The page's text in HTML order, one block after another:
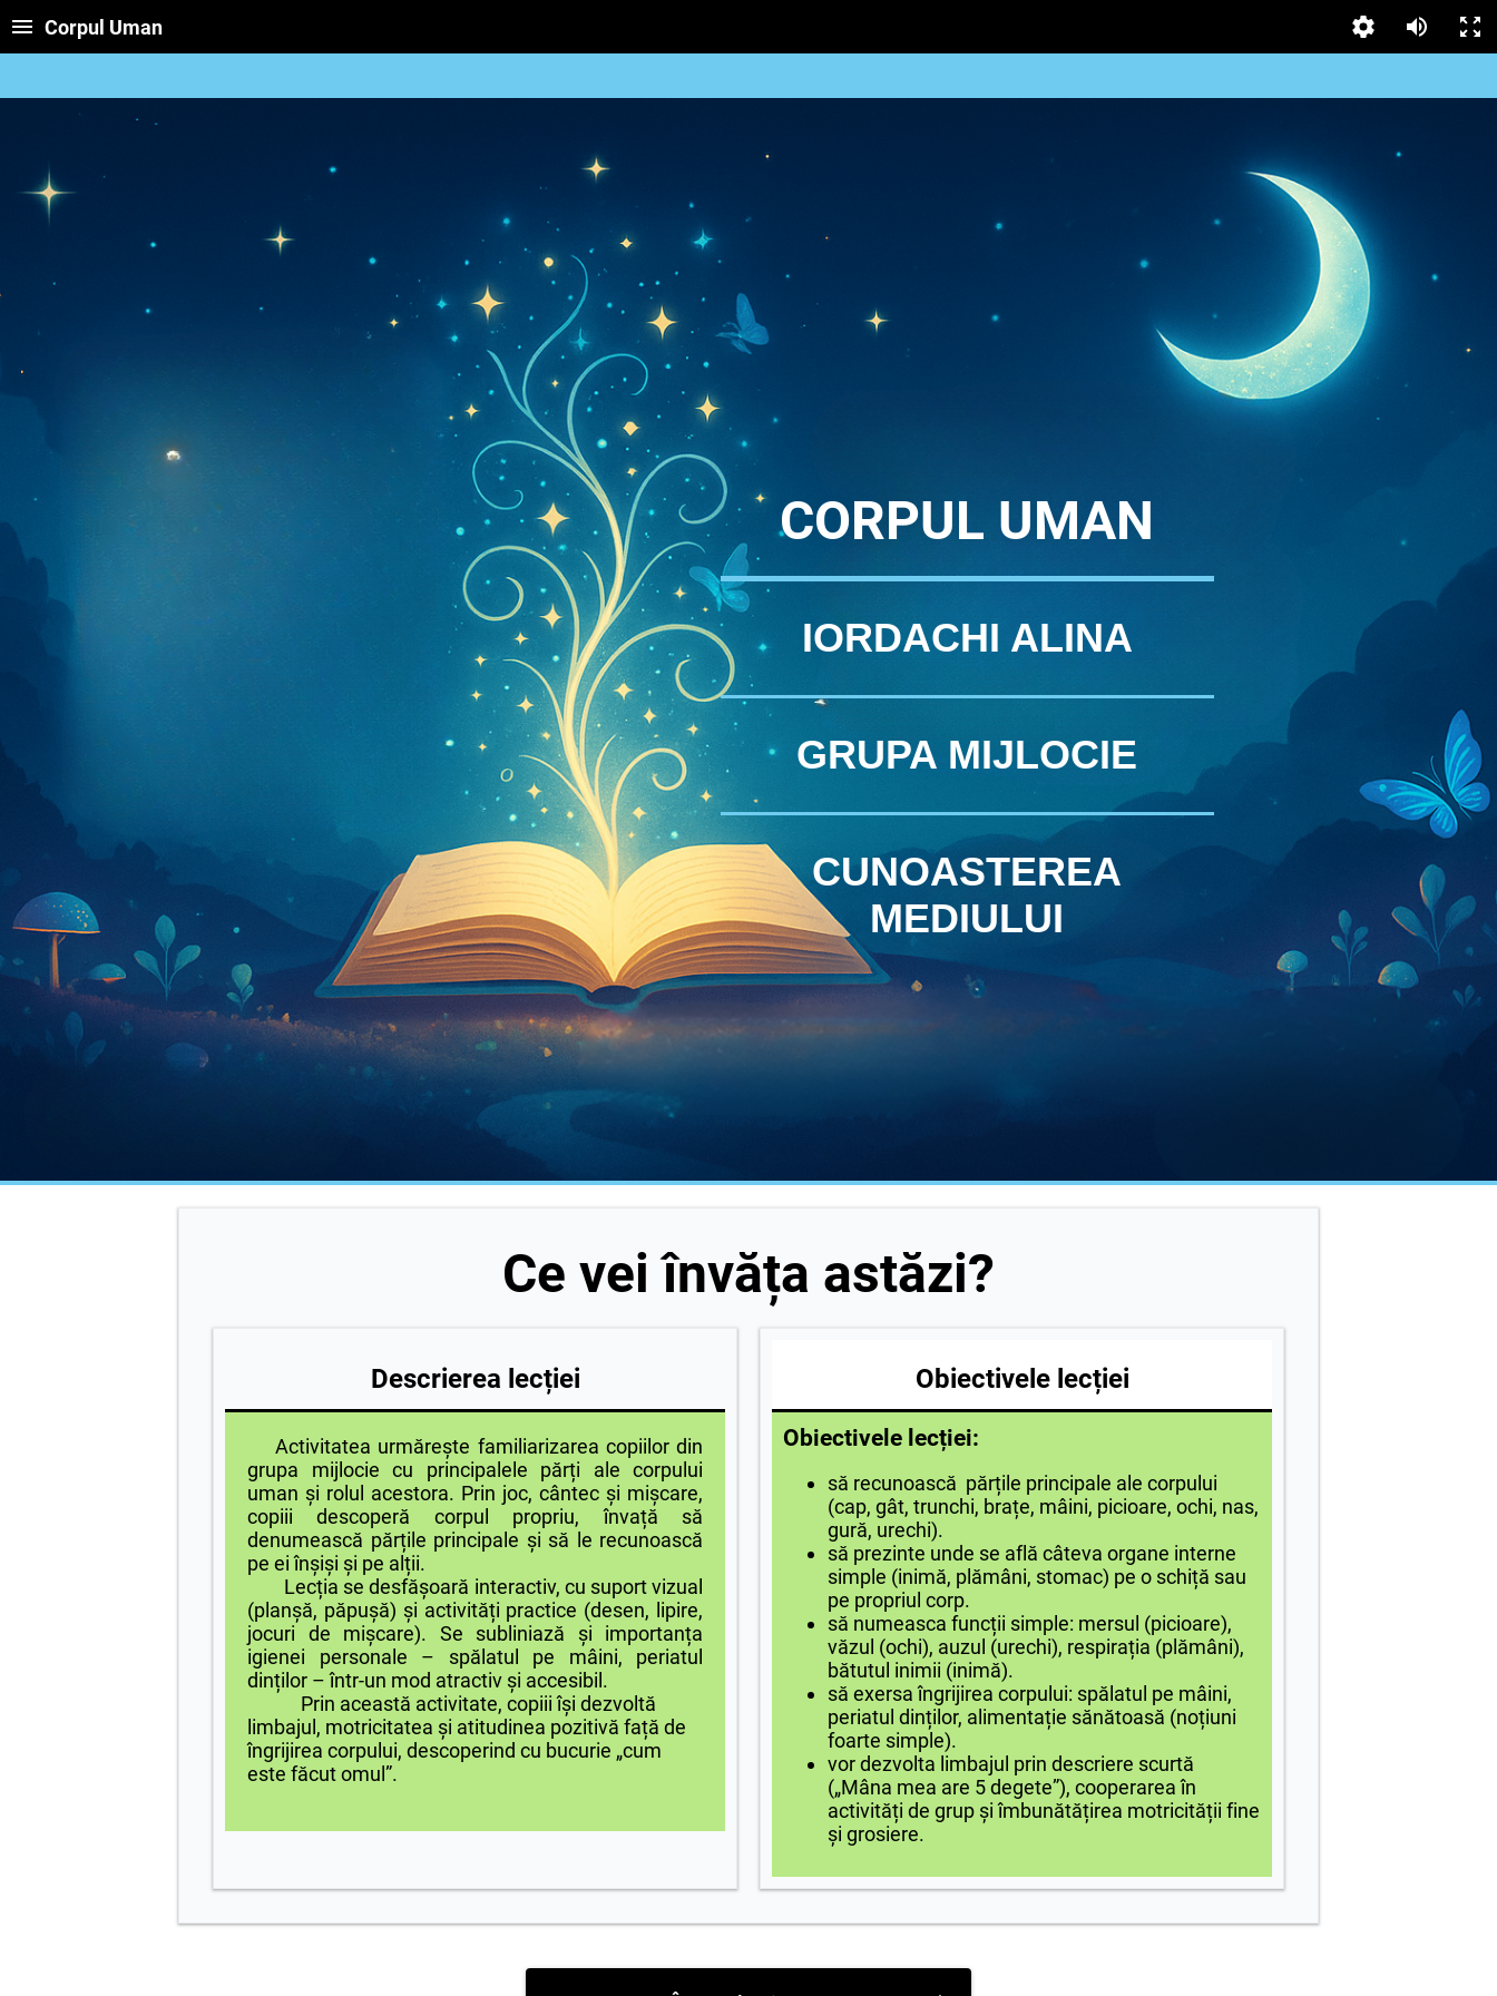
Corpul Uman
CORPUL UMAN
IORDACHI ALINA
GRUPA MIJLOCIE
CUNOASTEREA
MEDIULUI
Ce vei învăța astăzi?
Descrierea lecției
Activitatea urmărește familiarizarea copiilor din
grupa mijlocie cu principalele părți ale corpului
uman și rolul acestora. Prin joc, cântec și mișcare,
copiii descoperă corpul propriu, învață să
denumească părțile principale și să le recunoască
pe ei înșiși și pe alții.
Lecția se desfășoară interactiv, cu suport vizual
(planșă, păpușă) și activități practice (desen, lipire,
jocuri de mișcare). Se subliniază și importanța
igienei personale – spălatul pe mâini, periatul
dinților – într-un mod atractiv și accesibil.
Prin această activitate, copiii își dezvoltă
limbajul, motricitatea și atitudinea pozitivă față de
îngrijirea corpului, descoperind cu bucurie „cum
este făcut omul”.
Obiectivele lecției
Obiectivele lecției:
să recunoască părțile principale ale corpului
(cap, gât, trunchi, brațe, mâini, picioare, ochi, nas,
gură, urechi).
să prezinte unde se află câteva organe interne
simple (inimă, plămâni, stomac) pe o schiță sau
pe propriul corp.
să numeasca funcții simple: mersul (picioare),
văzul (ochi), auzul (urechi), respirația (plămâni),
bătutul inimii (inimă).
să exersa îngrijirea corpului: spălatul pe mâini,
periatul dinților, alimentație sănătoasă (noțiuni
foarte simple).
vor dezvolta limbajul prin descriere scurtă
(„Mâna mea are 5 degete”), cooperarea în
activități de grup și îmbunătățirea motricității fine
și grosiere.